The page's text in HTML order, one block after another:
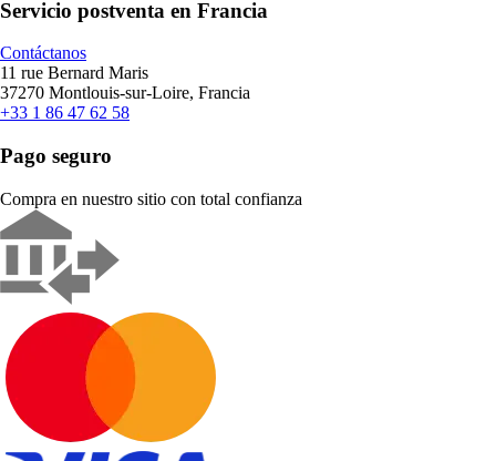
Servicio postventa en Francia
Contáctanos
11 rue Bernard Maris
37270 Montlouis-sur-Loire, Francia
+33 1 86 47 62 58
Pago seguro
Compra en nuestro sitio con total confianza